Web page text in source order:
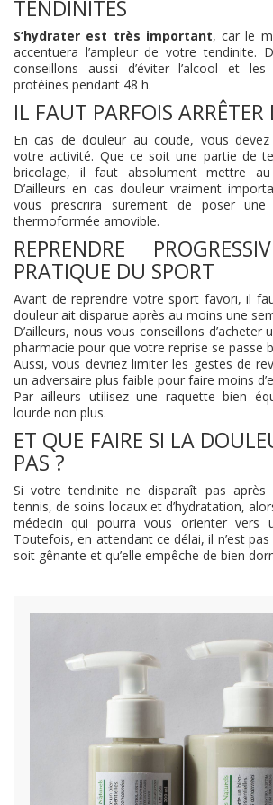
TENDINITES
S’hydrater est très important, car le
accentuera l’ampleur de votre tendinite.
conseillons aussi d’éviter l’alcool et
protéines pendant 48 h.
IL FAUT PARFOIS ARRÊTER
En cas de douleur au coude, vous
votre activité. Que ce soit une partie de
bricolage, il faut absolument mettre
D’ailleurs en cas douleur vraiment
vous prescrira surement de poser
thermoformée amovible.
REPRENDRE
PRATIQUE DU SPORT
Avant de reprendre votre sport favori, il
douleur ait disparue après au moins une
D’ailleurs, nous vous conseillons d’acheter
pharmacie pour que votre reprise se passe
Aussi, vous devriez limiter les gestes de
un adversaire plus faible pour faire moins
Par ailleurs utilisez une raquette bien
lourde non plus.
ET QUE FAIRE SI LA
PAS ?
Si votre tendinite ne disparaît pas après
tennis, de soins locaux et d’hydratation,
médecin qui pourra vous orienter vers
Toutefois, en attendant ce délai, il n’est
soit gênante et qu’elle empêche de bien